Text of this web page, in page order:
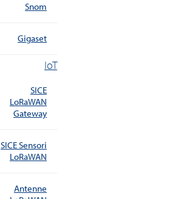
Snom
Gigaset
IoT
SICE
LoRaWAN
Gateway
SICE Sensori
LoRaWAN
Antenne